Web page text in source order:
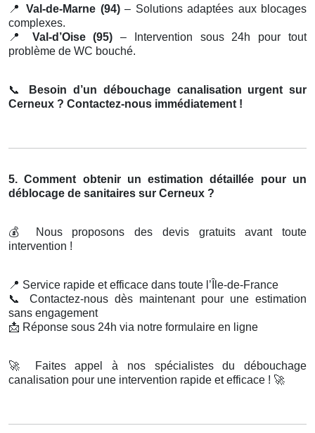
📍
Val-de-Marne (94)– Solutions adaptées aux blocages
complexes.
📍
Val-d’Oise (95) – Intervention sous 24h pour tout
problème de WC bouché.
📞
Besoin d’un débouchage canalisation urgent sur
Cerneux ? Contactez-nous immédiatement !
5. Comment obtenir un estimation détaillée pour un
déblocage de sanitaires sur Cerneux ?
💰
Nous proposons des devis gratuits avant toute
intervention !
📍 Service rapide et efficace dans toute l’Île-de-France
📞
Contactez-nous dès maintenant pour une estimation
sans engagement
📩 Réponse sous 24h via notre formulaire en ligne
🚀
Faites appel à nos spécialistes du débouchage
canalisation pour une intervention rapide et efficace ! 🚀